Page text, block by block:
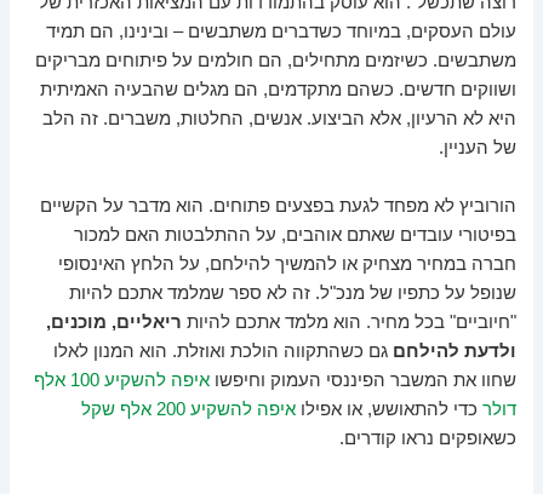
עולם העסקים, במיוחד כשדברים משתבשים – ובינינו, הם תמיד
משתבשים. כשיזמים מתחילים, הם חולמים על פיתוחים מבריקים
ושווקים חדשים. כשהם מתקדמים, הם מגלים שהבעיה האמיתית
היא לא הרעיון, אלא הביצוע. אנשים, החלטות, משברים. זה הלב
של העניין.
הורוביץ לא מפחד לגעת בפצעים פתוחים. הוא מדבר על הקשיים
בפיטורי עובדים שאתם אוהבים, על ההתלבטות האם למכור
חברה במחיר מצחיק או להמשיך להילחם, על הלחץ האינסופי
שנופל על כתפיו של מנכ"ל. זה לא ספר שמלמד אתכם להיות
"חיוביים" בכל מחיר. הוא מלמד אתכם להיות ריאליים, מוכנים,
ולדעת להילחם גם כשהתקווה הולכת ואוזלת. הוא המנון לאלו
שחוו את המשבר הפיננסי העמוק וחיפשו
איפה להשקיע 100 אלף
דולר כדי להתאושש, או אפילואיפה להשקיע 200 אלף שקל
כשאופקים נראו קודרים.